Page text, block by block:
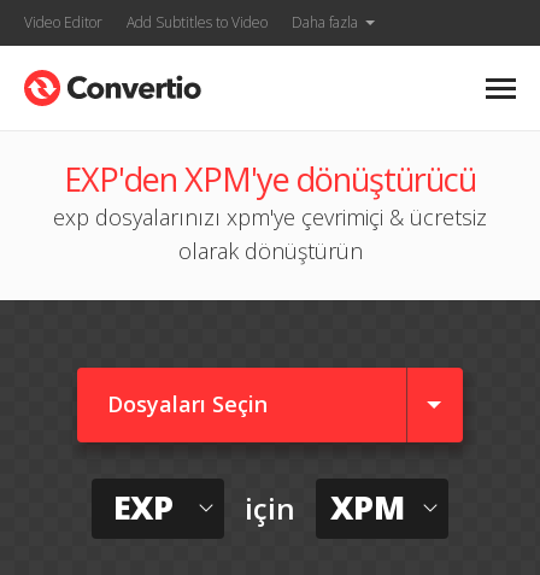
Video Editor Add Subtitles to Video Daha fazla
EXP'den XPM'ye dönüştürücü
exp dosyalarınızı xpm'ye çevrimiçi & ücretsiz
olarak dönüştürün
Dosyaları Seçin
EXP için XPM